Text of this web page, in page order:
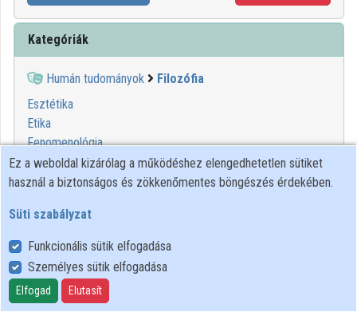
Kategóriák
Humán tudományok
Filozófia
Esztétika
Etika
Fenomenológia
Filozófiai antropológia
Ismeretelmélet
Logika
Metafizika
Szisztematikus filozófia
Tudományfilozófia
Ez a weboldal kizárólag a működéshez elengedhetetlen sütiket
használ a biztonságos és zökkenőmentes böngészés érdekében.
Süti szabályzat
Funkcionális sütik elfogadása
Személyes sütik elfogadása
Elfogad Elutasít